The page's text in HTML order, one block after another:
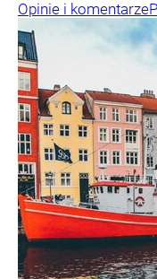
Opinie i komentarze